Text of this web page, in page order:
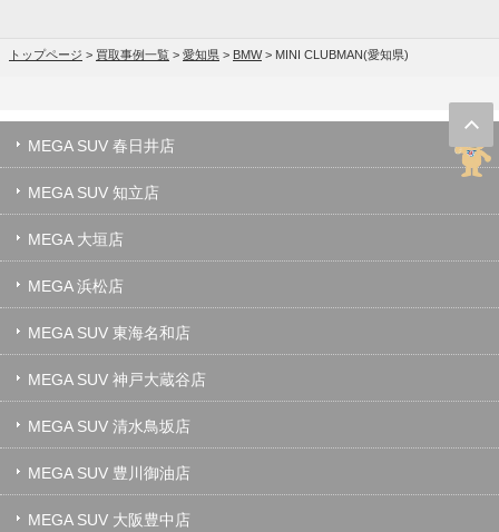
トップページ > 買取事例一覧 > 愛知県 > BMW> MINI CLUBMAN(愛知県)
MEGA SUV 春日井店
MEGA SUV 知立店
MEGA 大垣店
MEGA 浜松店
MEGA SUV 東海名和店
MEGA SUV 神戸大蔵谷店
MEGA SUV 清水鳥坂店
MEGA SUV 豊川御油店
MEGA SUV 大阪豊中店